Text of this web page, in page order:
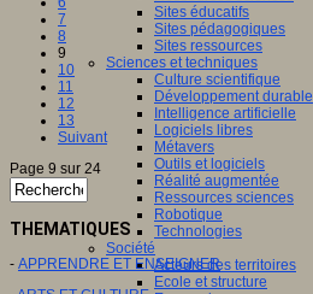
Sites éducatifs
Sites pédagogiques
Sites ressources
Sciences et techniques
Culture scientifique
Développement durable
Intelligence artificielle
Logiciels libres
Métavers
Outils et logiciels
Réalité augmentée
Ressources sciences
Robotique
Technologies
Société
Acteurs des territoires
Ecole et structure
7
8
9
10
11
12
13
Suivant
Page 9 sur 24
THEMATIQUES
- APPRENDRE ET ENSEIGNER